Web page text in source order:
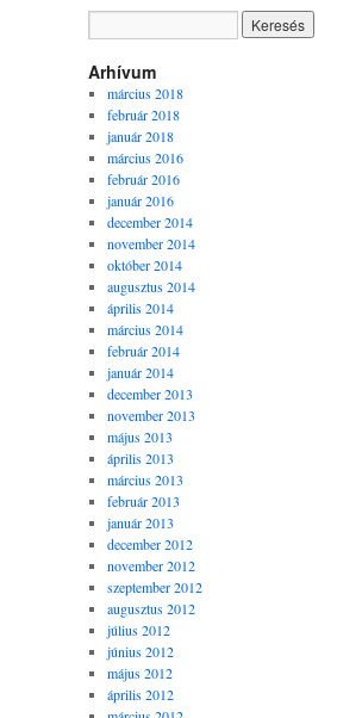
Arhívum
március 2018
február 2018
január 2018
március 2016
február 2016
január 2016
december 2014
november 2014
október 2014
augusztus 2014
április 2014
március 2014
február 2014
január 2014
december 2013
november 2013
május 2013
április 2013
március 2013
február 2013
január 2013
december 2012
november 2012
szeptember 2012
augusztus 2012
július 2012
június 2012
május 2012
április 2012